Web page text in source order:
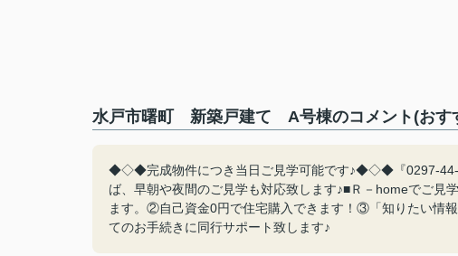
水戸市曙町 新築戸建て A号棟のコメント(おす
◆◇◆完成物件につき当日ご見学可能です♪◆◇◆『0297-44-
ば、早朝や夜間のご見学も対応致します♪■Ｒ－homeでご
ます。②自己資金0円で住宅購入できます！③「知りたい情
てのお手続きに同行サポート致します♪